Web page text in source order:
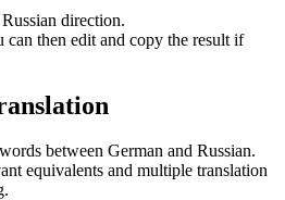
direction.
can then edit and copy the result if
between German and Russian.
equivalents and multiple translation